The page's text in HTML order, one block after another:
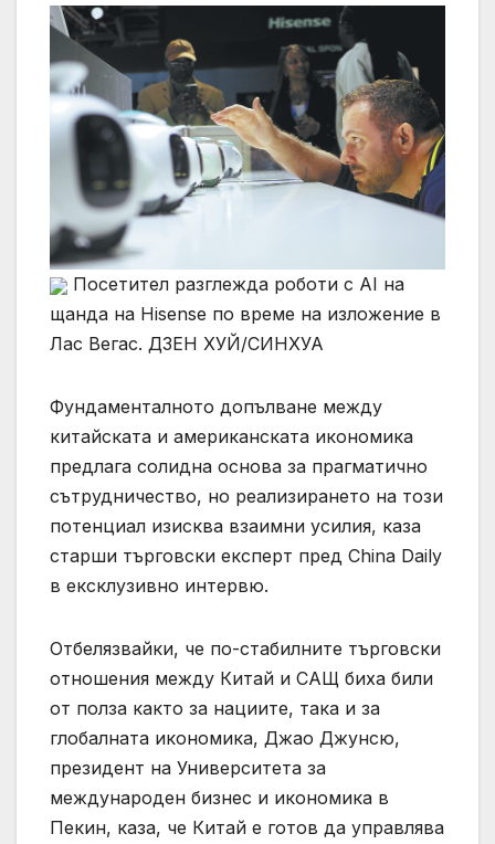
Посетител разглежда роботи с AI на
щанда на Hisense по време на изложение в
Лас Вегас. ДЗЕН ХУЙ/СИНХУА
Фундаменталното допълване между
китайската и американската икономика
предлага солидна основа за прагматично
сътрудничество, но реализирането на този
потенциал изисква взаимни усилия, каза
старши търговски експерт пред China Daily
в ексклузивно интервю.
Отбелязвайки, че по-стабилните търговски
отношения между Китай и САЩ биха били
от полза както за нациите, така и за
глобалната икономика, Джао Джунсю,
президент на Университета за
международен бизнес и икономика в
Пекин, каза, че Китай е готов да управлява